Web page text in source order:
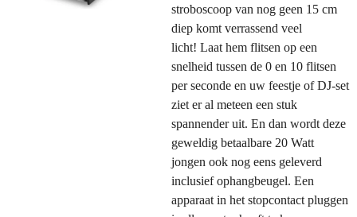
stroboscoop van nog geen 15 cm
diep komt verrassend veel
licht! Laat hem flitsen op een
snelheid tussen de 0 en 10 flitsen
per seconde en uw feestje of DJ-set
ziet er al meteen een stuk
spannender uit. En dan wordt deze
geweldig betaalbare 20 Watt
jongen ook nog eens geleverd
inclusief ophangbeugel. Een
apparaat in het stopcontact pluggen